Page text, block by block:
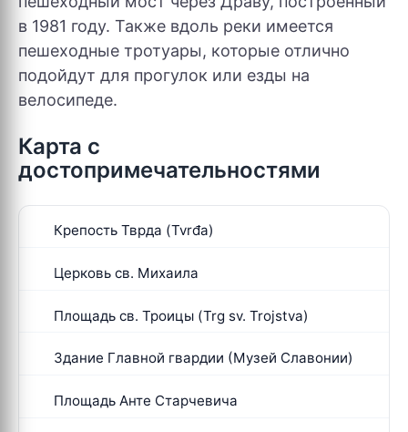
в 1981 году. Также вдоль реки имеется
пешеходные тротуары, которые отлично
подойдут для прогулок или езды на
велосипеде.
Карта с
достопримечательностями
Крепость Тврда (Tvrđa)
Церковь св. Михаила
Площадь св. Троицы (Trg sv. Trojstva)
Здание Главной гвардии (Музей Славонии)
Площадь Анте Старчевича